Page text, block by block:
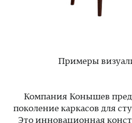
Примеры
Компания Конышев
поколение каркасов для
Это инновационная